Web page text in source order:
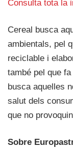
Consulta tota la
Cereal busca
ambientals, pel
reciclable i
també pel que
busca aquelles
salut dels
que no
Sobre